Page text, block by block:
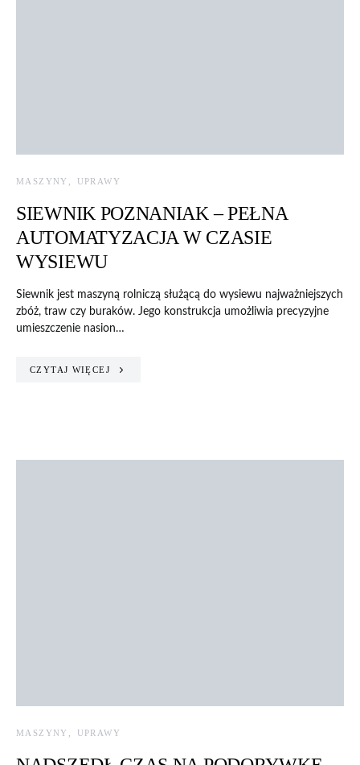
MASZYNY UPRAWY
SIEWNIK POZNANIAK – PEŁNA
AUTOMATYZACJA W CZASIE
WYSIEWU
Siewnik jest maszyną rolniczą służącą do wysiewu najważniejszych
zbóż, traw czy buraków. Jego konstrukcja umożliwia precyzyjne
umieszczenie nasion…
CZYTAJ WIĘCEJ
MASZYNY UPRAWY